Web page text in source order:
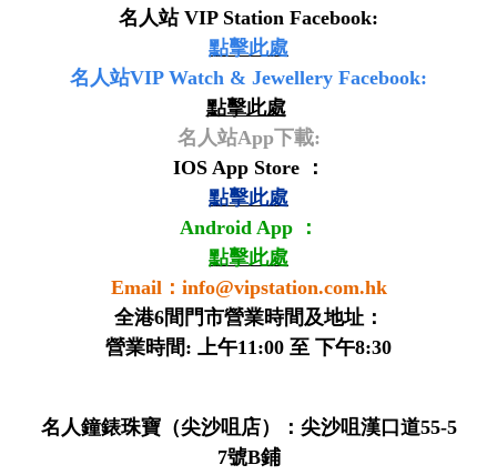
名人站 VIP Station Facebook:
點擊此處
名人站VIP Watch & Jewellery Facebook:
點擊此處
名人站App下載:
IOS App Store ：
點擊此處
Android App ：
點擊此處
Email： info@vipstation.com.hk
全港6間門市營業時間及地址：
營業時間: 上午11:00 至 下午8:30
名人鐘錶珠寶（尖沙咀店）：尖沙咀漢口道55-5
7號B鋪